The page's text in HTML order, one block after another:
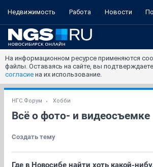
Недвижимость Работа Новости
На информационном ресурсе применяются
файлы. Оставаясь на сайте, вы
согласие на их использование.
НГС.Форум Хобби
Всё о фото- и видеосъемке
Создать тему
Где в Новосибе найти хоть какой-